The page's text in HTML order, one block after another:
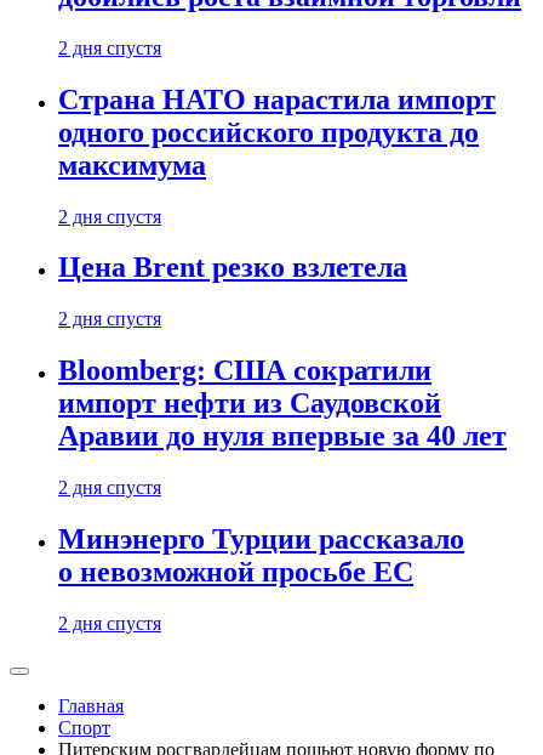
2 дня спустя
Страна НАТО нарастила импорт
одного российского продукта до
максимума
2 дня спустя
Цена Brent резко взлетела
2 дня спустя
Bloomberg: США сократили
импорт нефти из Саудовской
Аравии до нуля впервые за 40 лет
2 дня спустя
Минэнерго Турции рассказало
о невозможной просьбе ЕС
2 дня спустя
Главная
Спорт
Питерским росгвардейцам пошьют новую форму по